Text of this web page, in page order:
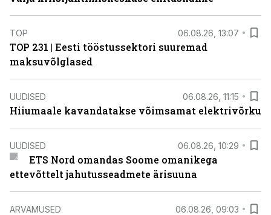
TOP 06.08.26, 13:07
TOP 231 | Eesti tööstussektori suuremad
maksuvõlglased
UUDISED 06.08.26, 11:15
Hiiumaale kavandatakse võimsamat elektrivõrku
UUDISED 06.08.26, 10:29
ETS Nord omandas Soome omanikega
ettevõttelt jahutusseadmete ärisuuna
ARVAMUSED 06.08.26, 09:03